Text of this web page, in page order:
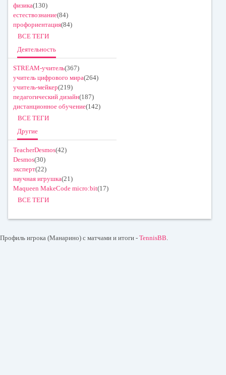
физика(130)
естествознание(84)
профориентация(84)
ВСЕ ТЕГИ
Деятельность
STREAM-учитель(367)
учитель цифрового мира(264)
учитель-мейкер(219)
педагогический дизайн(187)
дистанционное обучение(142)
ВСЕ ТЕГИ
Другие
TeacherDesmos(42)
Desmos(30)
эксперт(22)
научная игрушка(21)
Maqueen MakeCode micro:bit(17)
ВСЕ ТЕГИ
Профиль игрока (Манарино) с матчами и итоги - TennisBB